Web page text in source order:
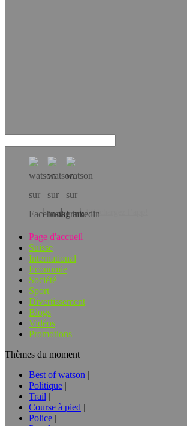
Téléchargez l’app!
Page d'accueil
Suisse
International
Economie
Société
Sport
Divertissement
Blogs
Vidéos
Promotions
Thèmes du moment
Best of watson
Politique
Trail
Course à pied
Police